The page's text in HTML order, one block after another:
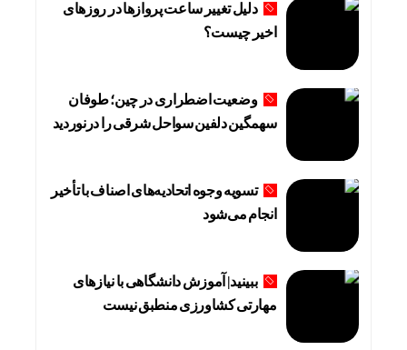
دلیل تغییر ساعت پروازها در روزهای
اخیر چیست؟
وضعیت اضطراری در چین؛ طوفان
سهمگین دلفین سواحل شرقی را درنوردید
تسویه وجوه اتحادیه‌های اصناف با تأخیر
انجام می‌شود
ببینید| آموزش دانشگاهی با نیازهای
مهارتی کشاورزی منطبق نیست